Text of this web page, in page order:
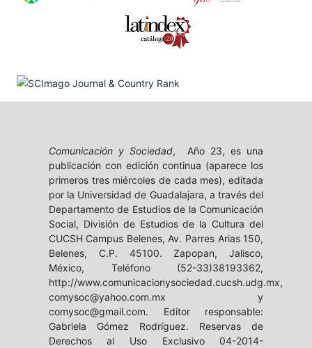
Comunicación y Sociedad, Año 23, es una
publicación con edición continua (aparece los
primeros tres miércoles de cada mes), editada
por la Universidad de Guadalajara, a través del
Departamento de Estudios de la Comunicación
Social, División de Estudios de la Cultura del
CUCSH Campus Belenes, Av. Parres Arias 150,
Belenes, C.P. 45100. Zapopan, Jalisco,
México, Teléfono (52-33)38193362,
http://www.comunicacionysociedad.cucsh.udg.mx,
comysoc@yahoo.com.mx y
comysoc@gmail.com. Editor responsable:
Gabriela Gómez Rodríguez. Reservas de
Derechos al Uso Exclusivo 04-2014-